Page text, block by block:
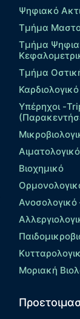
Ψηφιακό
Τμήμα
Τμήμα
Τμήμα
Υπέρηχοι -
Αιματολογικό
Βιοχημικό
Ανοσολογικό
Μοριακή